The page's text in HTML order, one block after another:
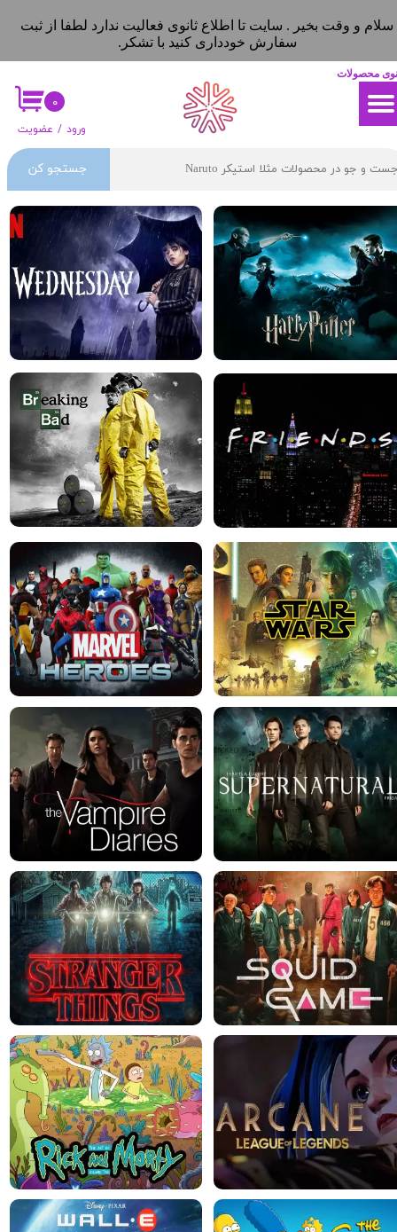
سلام و وقت بخیر . سایت تا اطلاع ثانوی فعالیت ندارد لطفا از ثبت
سفارش خودداری کنید با تشکر.
۰
جستجو کن
ورود / عضویت
حساب کاربری من
تغییر گذر واژه
سفارشات
محصولات
حساب کاربری من
تغییر گذر واژه
سفارشات
خروج از حساب کاربری